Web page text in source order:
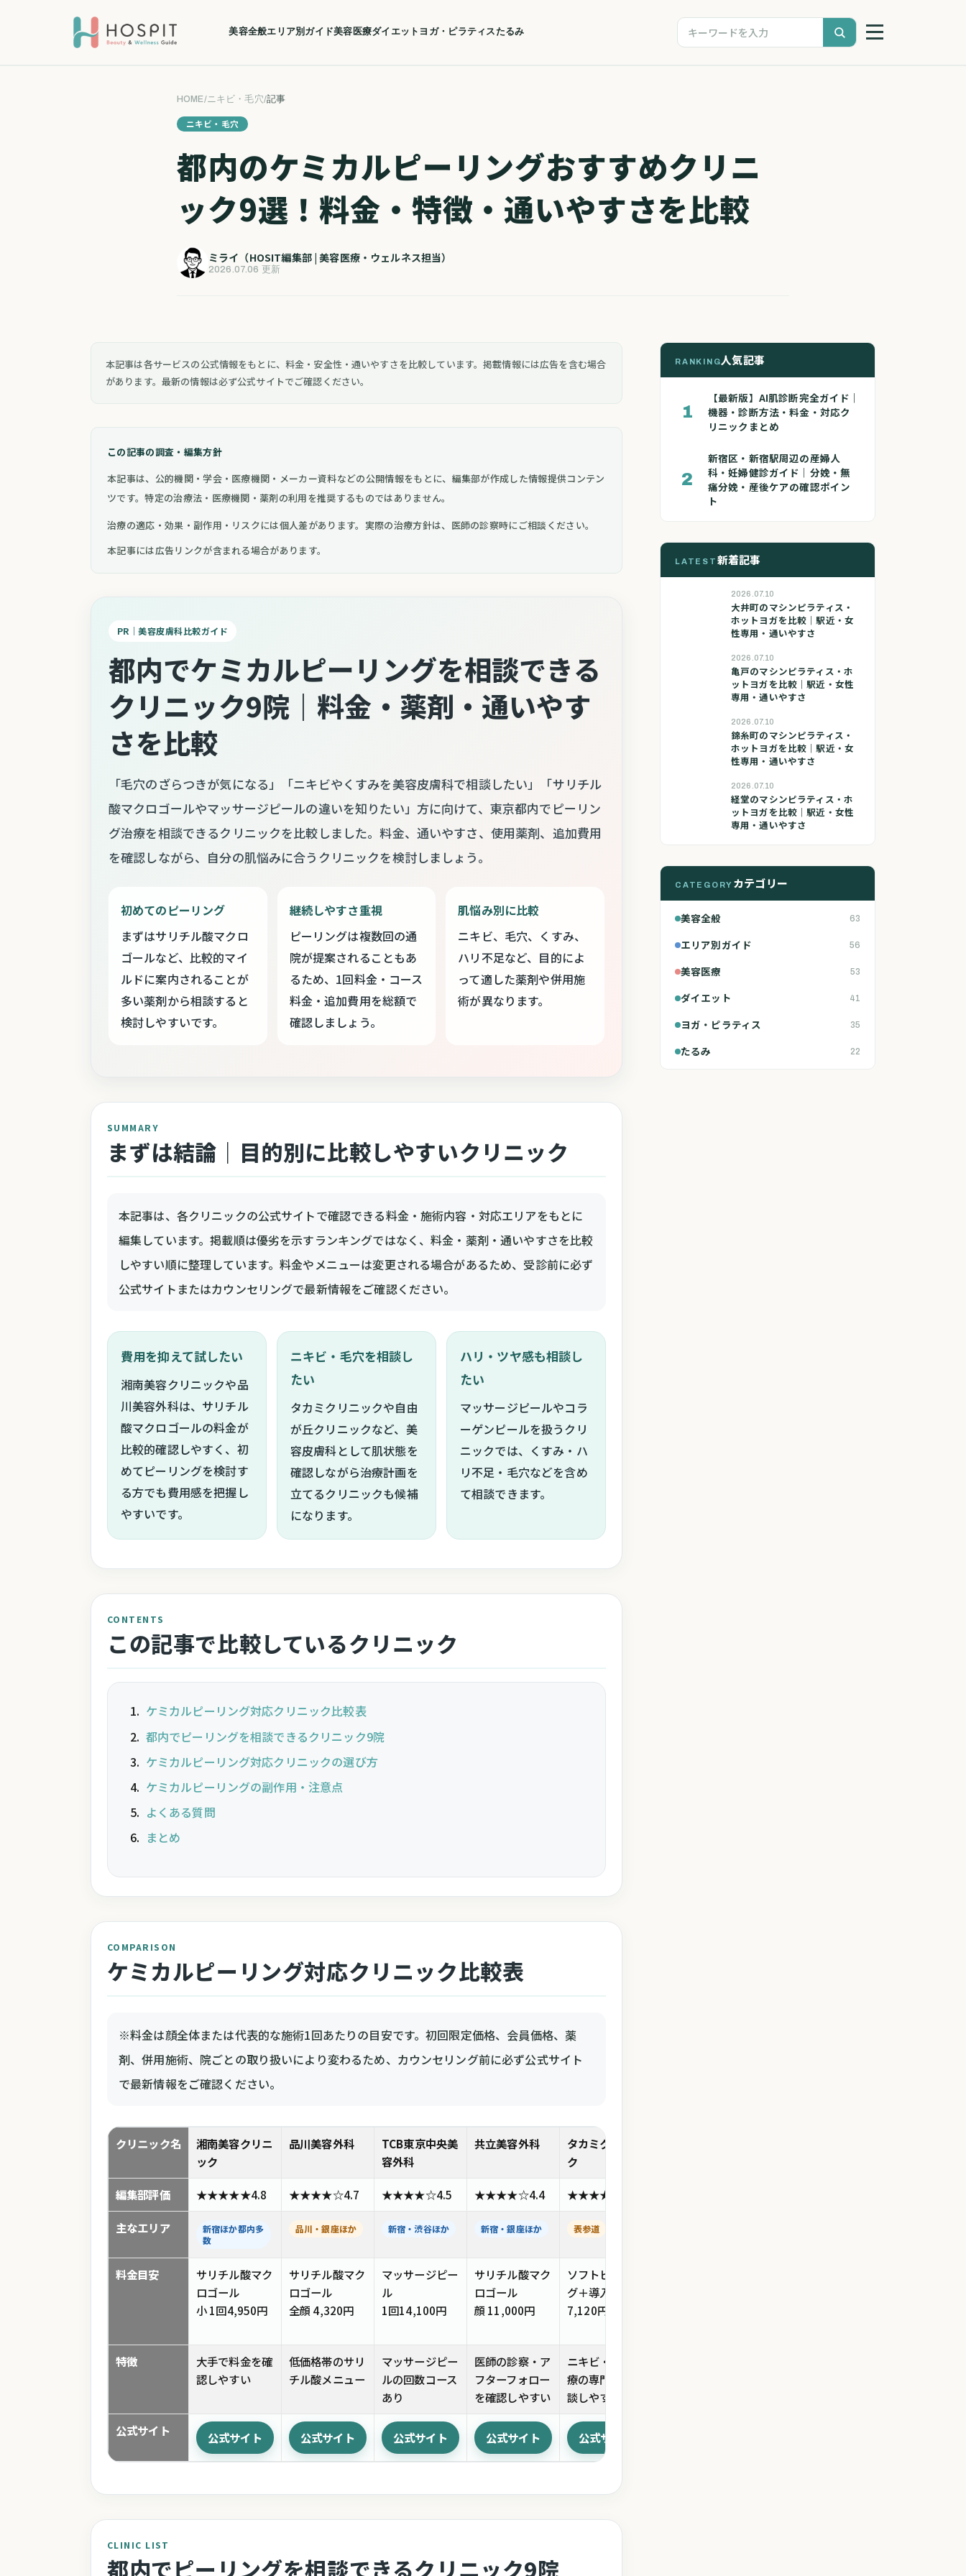
美容全般エリア別ガイド美容医療ダイエット ヨガ・ピラティスたるみ
HOME/ニキビ・毛穴/記事
ニキビ・毛穴
都内のケミカルピーリングおすすめクリニ
ック9選！料金・特徴・通いやすさを比較
ミライ（HOSIT編集部 | 美容医療・ウェルネス担当）
2026.07.06 更新
本記事は各サービスの公式情報をもとに、料金・安全性・通いやすさを比較しています。掲載情報には広告を含む場合
があります。最新の情報は必ず公式サイトでご確認ください。
この記事の調査・編集方針
本記事は、公的機関・学会・医療機関・メーカー資料などの公開情報をもとに、編集部が作成した情報提供コンテン
ツです。特定の治療法・医療機関・薬剤の利用を推奨するものではありません。
治療の適応・効果・副作用・リスクには個人差があります。実際の治療方針は、医師の診察時にご相談ください。
本記事には広告リンクが含まれる場合があります。
PR｜美容皮膚科比較ガイド
都内でケミカルピーリングを相談できる
クリニック9院｜料金・薬剤・通いやす
さを比較
「毛穴のざらつきが気になる」「ニキビやくすみを美容皮膚科で相談したい」「サリチル
酸マクロゴールやマッサージピールの違いを知りたい」方に向けて、東京都内でピーリン
グ治療を相談できるクリニックを比較しました。料金、通いやすさ、使用薬剤、追加費用
を確認しながら、自分の肌悩みに合うクリニックを検討しましょう。
初めてのピーリング
まずはサリチル酸マクロ
ゴールなど、比較的マイ
ルドに案内されることが
多い薬剤から相談すると
検討しやすいです。
継続しやすさ重視
ピーリングは複数回の通
院が提案されることもあ
るため、1回料金・コース
料金・追加費用を総額で
確認しましょう。
肌悩み別に比較
ニキビ、毛穴、くすみ、
ハリ不足など、目的によ
って適した薬剤や併用施
術が異なります。
SUMMARY
まずは結論｜目的別に比較しやすいクリニック
本記事は、各クリニックの公式サイトで確認できる料金・施術内容・対応エリアをもとに
編集しています。掲載順は優劣を示すランキングではなく、料金・薬剤・通いやすさを比較
しやすい順に整理しています。料金やメニューは変更される場合があるため、受診前に必ず
公式サイトまたはカウンセリングで最新情報をご確認ください。
費用を抑えて試したい
湘南美容クリニックや品
川美容外科は、サリチル
酸マクロゴールの料金が
比較的確認しやすく、初
めてピーリングを検討す
る方でも費用感を把握し
やすいです。
ニキビ・毛穴を相談し
たい
タカミクリニックや自由
が丘クリニックなど、美
容皮膚科として肌状態を
確認しながら治療計画を
立てるクリニックも候補
になります。
ハリ・ツヤ感も相談し
たい
マッサージピールやコラ
ーゲンピールを扱うクリ
ニックでは、くすみ・ハ
リ不足・毛穴などを含め
て相談できます。
CONTENTS
この記事で比較しているクリニック
ケミカルピーリング対応クリニック比較表
都内でピーリングを相談できるクリニック9院
ケミカルピーリング対応クリニックの選び方
ケミカルピーリングの副作用・注意点
よくある質問
まとめ
COMPARISON
ケミカルピーリング対応クリニック比較表
※料金は顔全体または代表的な施術1回あたりの目安です。初回限定価格、会員価格、薬
剤、併用施術、院ごとの取り扱いにより変わるため、カウンセリング前に必ず公式サイト
で最新情報をご確認ください。
クリニック名
湘南美容クリニ
ック
品川美容外科
TCB東京中央美
容外科
共立美容外科
タカミクリニッ
ク
編集部評価 ★★★★★4.8 ★★★★☆4.7 ★★★★☆4.5 ★★★★☆4.4 ★★★★☆
主なエリア
新宿ほか都内多
数
品川・銀座ほか 新宿・渋谷ほか 新宿・銀座ほか 表参道
料金目安
サリチル酸マク
ロゴール
小 1回4,950円
サリチル酸マク
ロゴール
全顔 4,320円
マッサージピー
ル
1回14,100円
サリチル酸マク
ロゴール
顔 11,000円
ソフトピーリン
グ＋導入
7,120円〜
特徴
大手で料金を確
認しやすい
低価格帯のサリ
チル酸メニュー
マッサージピー
ルの回数コース
あり
医師の診察・ア
フターフォロー
を確認しやすい
ニキビ・毛穴治
療の専門性を相
談しやすい
公式サイト 公式サイト 公式サイト 公式サイト 公式サイト 公式サイト
CLINIC LIST
都内でピーリングを相談できるクリニック9院
RANKING人気記事
1
【最新版】AI肌診断完全ガイド｜
機器・診断方法・料金・対応ク
リニックまとめ
2
新宿区・新宿駅周辺の産婦人
科・妊婦健診ガイド｜分娩・無
痛分娩・産後ケアの確認ポイン
ト
LATEST 新着記事
2026.07.10
大井町のマシンピラティス・
ホットヨガを比較｜駅近・女
性専用・通いやすさ
2026.07.10
亀戸のマシンピラティス・ホ
ットヨガを比較｜駅近・女性
専用・通いやすさ
2026.07.10
錦糸町のマシンピラティス・
ホットヨガを比較｜駅近・女
性専用・通いやすさ
2026.07.10
経堂のマシンピラティス・ホ
ットヨガを比較｜駅近・女性
専用・通いやすさ
CATEGORY カテゴリー
美容全般 63
エリア別ガイド 56
美容医療 53
ダイエット 41
ヨガ・ピラティス 35
たるみ 22